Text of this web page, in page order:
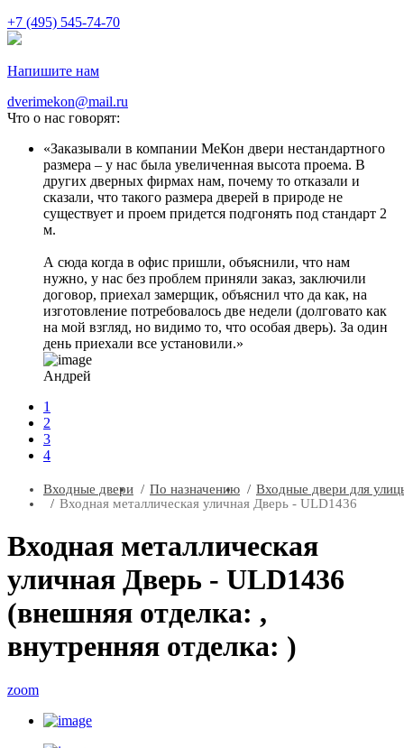
+7 (495) 545-74-70
Напишите нам
dverimekon@mail.ru
Что о нас говорят:
Заказывали в компании МеКон двери нестандартного
размера – у нас была увеличенная высота проема. В
других дверных фирмах нам, почему то отказали и
сказали, что такого размера дверей в природе не
существует и проем придется подгонять под стандарт 2
м.
А сюда когда в офис пришли, объяснили, что нам
нужно, у нас без проблем приняли заказ, заключили
договор, приехал замерщик, объяснил что да как, на
изготовление потребовалось две недели (долговато как
на мой взгляд, но видимо то, что особая дверь). За один
день приехали все установили.
Андрей
1
2
3
4
Входные двери По назначению
Входные двери для
Входная металлическая уличная Дверь - ULD1436
Входная металлическая
уличная Дверь - ULD1436
(внешняя отделка: ,
внутренняя отделка: )
zoom